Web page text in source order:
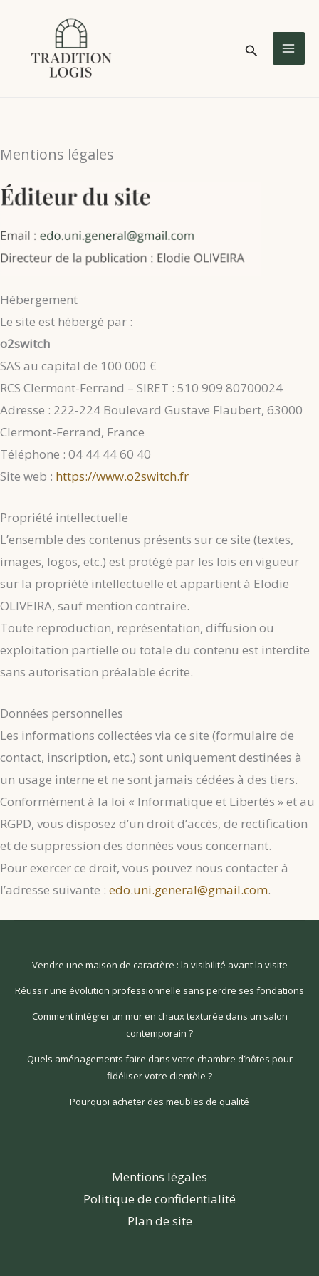
contenu
Rechercher
Mentions légales
Hébergement
Le site est hébergé par :
o2switch
SAS au capital de 100 000 €
RCS Clermont-Ferrand – SIRET : 510 909 80700024
Adresse : 222-224 Boulevard Gustave Flaubert, 63000
Clermont-Ferrand, France
Téléphone : 04 44 44 60 40
Site web : https://www.o2switch.fr
Propriété intellectuelle
L’ensemble des contenus présents sur ce site (textes,
images, logos, etc.) est protégé par les lois en vigueur
sur la propriété intellectuelle et appartient à Elodie
OLIVEIRA, sauf mention contraire.
Toute reproduction, représentation, diffusion ou
exploitation partielle ou totale du contenu est interdite
sans autorisation préalable écrite.
Données personnelles
Les informations collectées via ce site (formulaire de
contact, inscription, etc.) sont uniquement destinées à
un usage interne et ne sont jamais cédées à des tiers.
Conformément à la loi « Informatique et Libertés » et au
RGPD, vous disposez d’un droit d’accès, de rectification
et de suppression des données vous concernant.
Pour exercer ce droit, vous pouvez nous contacter à
l’adresse suivante : edo.uni.general@gmail.com.
Vendre une maison de caractère : la visibilité avant la visite
Réussir une évolution professionnelle sans perdre ses fondations
Comment intégrer un mur en chaux texturée dans un salon
contemporain ?
Quels aménagements faire dans votre chambre d’hôtes pour
fidéliser votre clientèle ?
Pourquoi acheter des meubles de qualité
Mentions légales
Politique de confidentialité
Plan de site